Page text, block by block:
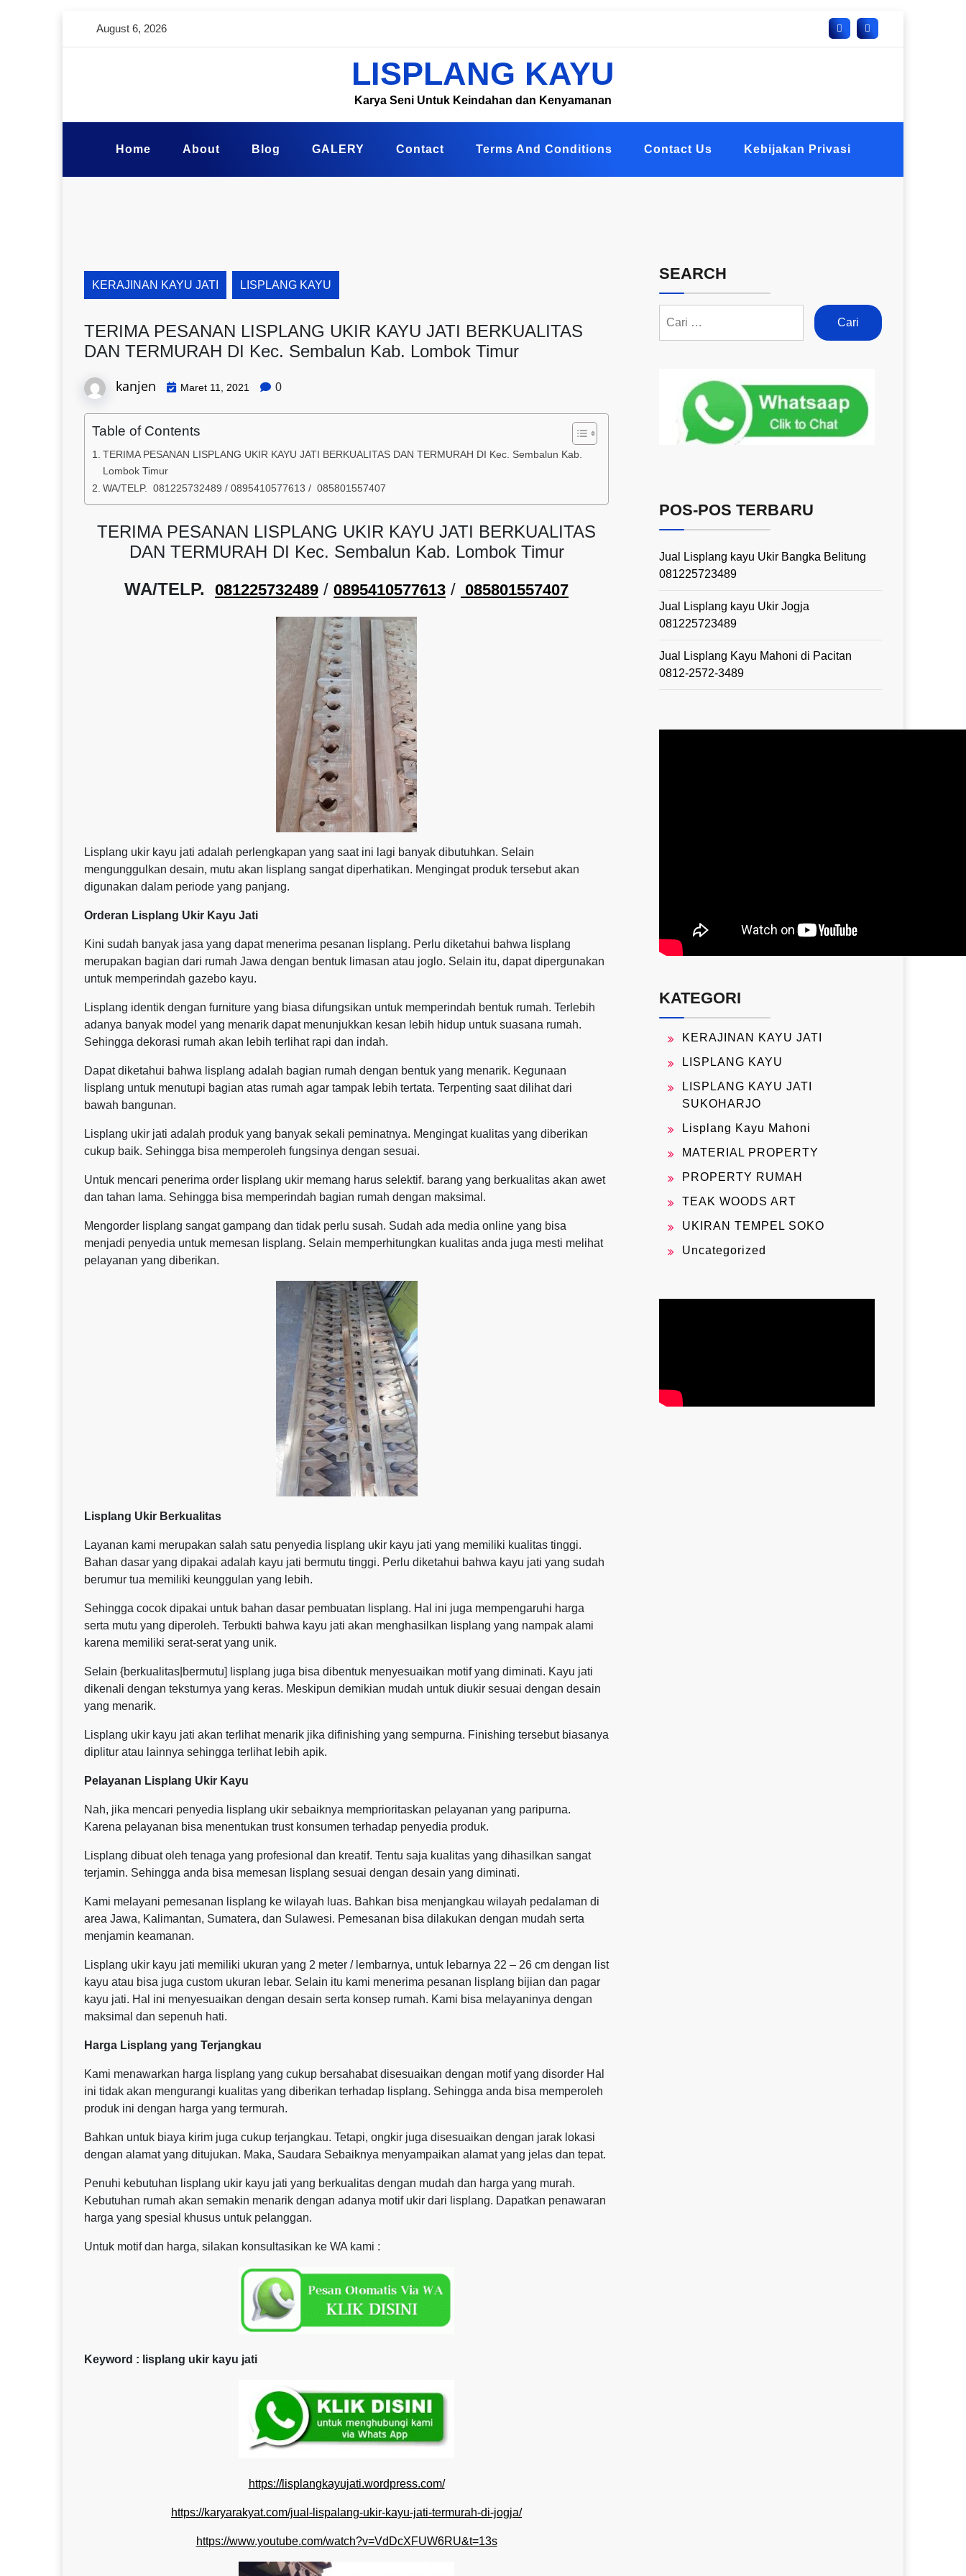
August 6, 2026
LISPLANG KAYU
Karya Seni Untuk Keindahan dan Kenyamanan
Home About Blog GALERY Contact Terms And Conditions Contact Us Kebijakan Privasi
KERAJINAN KAYU JATI LISPLANG KAYU
TERIMA PESANAN LISPLANG UKIR KAYU JATI BERKUALITAS
DAN TERMURAH DI Kec. Sembalun Kab. Lombok Timur
kanjen Maret 11, 2021 0
Table of Contents
TERIMA PESANAN LISPLANG UKIR KAYU JATI BERKUALITAS DAN TERMURAH DI Kec. Sembalun Kab.
Lombok Timur
WA/TELP. 081225732489 / 0895410577613 / 085801557407
TERIMA PESANAN LISPLANG UKIR KAYU JATI BERKUALITAS
DAN TERMURAH DI Kec. Sembalun Kab. Lombok Timur
WA/TELP. 081225732489 / 0895410577613 / 085801557407
Lisplang ukir kayu jati adalah perlengkapan yang saat ini lagi banyak dibutuhkan. Selain
mengunggulkan desain, mutu akan lisplang sangat diperhatikan. Mengingat produk tersebut akan
digunakan dalam periode yang panjang.
Orderan Lisplang Ukir Kayu Jati
Kini sudah banyak jasa yang dapat menerima pesanan lisplang. Perlu diketahui bahwa lisplang
merupakan bagian dari rumah Jawa dengan bentuk limasan atau joglo. Selain itu, dapat dipergunakan
untuk memperindah gazebo kayu.
Lisplang identik dengan furniture yang biasa difungsikan untuk memperindah bentuk rumah. Terlebih
adanya banyak model yang menarik dapat menunjukkan kesan lebih hidup untuk suasana rumah.
Sehingga dekorasi rumah akan lebih terlihat rapi dan indah.
Dapat diketahui bahwa lisplang adalah bagian rumah dengan bentuk yang menarik. Kegunaan
lisplang untuk menutupi bagian atas rumah agar tampak lebih tertata. Terpenting saat dilihat dari
bawah bangunan.
Lisplang ukir jati adalah produk yang banyak sekali peminatnya. Mengingat kualitas yang diberikan
cukup baik. Sehingga bisa memperoleh fungsinya dengan sesuai.
Untuk mencari penerima order lisplang ukir memang harus selektif. barang yang berkualitas akan awet
dan tahan lama. Sehingga bisa memperindah bagian rumah dengan maksimal.
Mengorder lisplang sangat gampang dan tidak perlu susah. Sudah ada media online yang bisa
menjadi penyedia untuk memesan lisplang. Selain memperhitungkan kualitas anda juga mesti melihat
pelayanan yang diberikan.
Lisplang Ukir Berkualitas
Layanan kami merupakan salah satu penyedia lisplang ukir kayu jati yang memiliki kualitas tinggi.
Bahan dasar yang dipakai adalah kayu jati bermutu tinggi. Perlu diketahui bahwa kayu jati yang sudah
berumur tua memiliki keunggulan yang lebih.
Sehingga cocok dipakai untuk bahan dasar pembuatan lisplang. Hal ini juga mempengaruhi harga
serta mutu yang diperoleh. Terbukti bahwa kayu jati akan menghasilkan lisplang yang nampak alami
karena memiliki serat-serat yang unik.
Selain {berkualitas|bermutu] lisplang juga bisa dibentuk menyesuaikan motif yang diminati. Kayu jati
dikenali dengan teksturnya yang keras. Meskipun demikian mudah untuk diukir sesuai dengan desain
yang menarik.
Lisplang ukir kayu jati akan terlihat menarik jika difinishing yang sempurna. Finishing tersebut biasanya
diplitur atau lainnya sehingga terlihat lebih apik.
Pelayanan Lisplang Ukir Kayu
Nah, jika mencari penyedia lisplang ukir sebaiknya memprioritaskan pelayanan yang paripurna.
Karena pelayanan bisa menentukan trust konsumen terhadap penyedia produk.
Lisplang dibuat oleh tenaga yang profesional dan kreatif. Tentu saja kualitas yang dihasilkan sangat
terjamin. Sehingga anda bisa memesan lisplang sesuai dengan desain yang diminati.
Kami melayani pemesanan lisplang ke wilayah luas. Bahkan bisa menjangkau wilayah pedalaman di
area Jawa, Kalimantan, Sumatera, dan Sulawesi. Pemesanan bisa dilakukan dengan mudah serta
menjamin keamanan.
Lisplang ukir kayu jati memiliki ukuran yang 2 meter / lembarnya, untuk lebarnya 22 – 26 cm dengan list
kayu atau bisa juga custom ukuran lebar. Selain itu kami menerima pesanan lisplang bijian dan pagar
kayu jati. Hal ini menyesuaikan dengan desain serta konsep rumah. Kami bisa melayaninya dengan
maksimal dan sepenuh hati.
Harga Lisplang yang Terjangkau
Kami menawarkan harga lisplang yang cukup bersahabat disesuaikan dengan motif yang disorder Hal
ini tidak akan mengurangi kualitas yang diberikan terhadap lisplang. Sehingga anda bisa memperoleh
produk ini dengan harga yang termurah.
Bahkan untuk biaya kirim juga cukup terjangkau. Tetapi, ongkir juga disesuaikan dengan jarak lokasi
dengan alamat yang ditujukan. Maka, Saudara Sebaiknya menyampaikan alamat yang jelas dan tepat.
Penuhi kebutuhan lisplang ukir kayu jati yang berkualitas dengan mudah dan harga yang murah.
Kebutuhan rumah akan semakin menarik dengan adanya motif ukir dari lisplang. Dapatkan penawaran
harga yang spesial khusus untuk pelanggan.
Untuk motif dan harga, silakan konsultasikan ke WA kami :
Keyword : lisplang ukir kayu jati
https://lisplangkayujati.wordpress.com/
https://karyarakyat.com/jual-lispalang-ukir-kayu-jati-termurah-di-jogja/
https://www.youtube.com/watch?v=VdDcXFUW6RU&t=13s
SEARCH
POS-POS TERBARU
Jual Lisplang kayu Ukir Bangka Belitung
081225723489
Jual Lisplang kayu Ukir Jogja
081225723489
Jual Lisplang Kayu Mahoni di Pacitan
0812-2572-3489
KATEGORI
KERAJINAN KAYU JATI
LISPLANG KAYU
LISPLANG KAYU JATI
SUKOHARJO
Lisplang Kayu Mahoni
MATERIAL PROPERTY
PROPERTY RUMAH
TEAK WOODS ART
UKIRAN TEMPEL SOKO
Uncategorized